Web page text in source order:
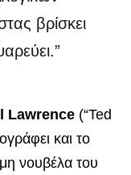
βρίσκει
Lawrence (“Ted
και το
νουβέλα του